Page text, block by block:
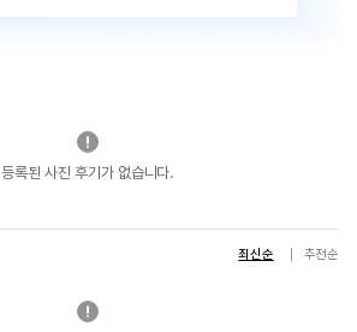
등록된 사진 후기가 없습니다.
최신순 추천순